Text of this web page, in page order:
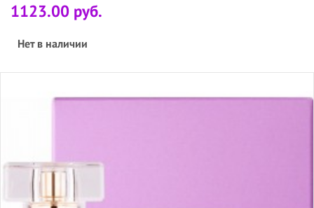
1123.00 руб.
Нет в наличии